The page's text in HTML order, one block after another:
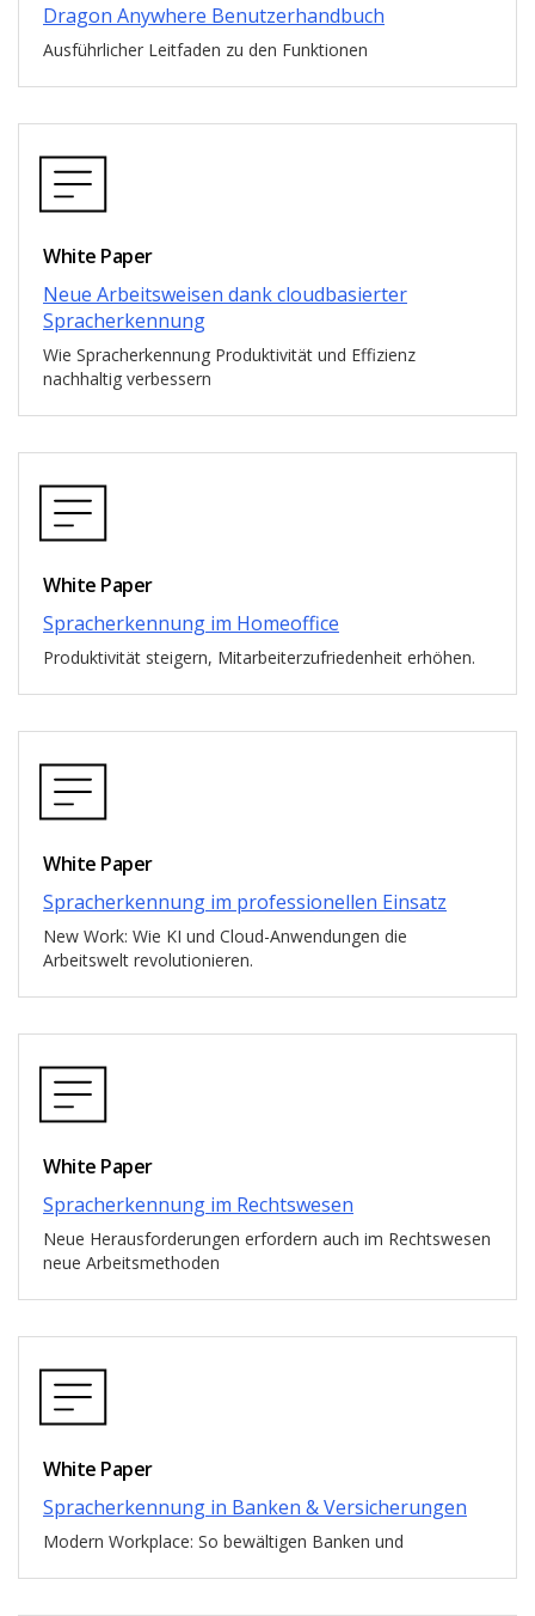
Dragon Anywhere Benutzerhandbuch
Ausführlicher Leitfaden zu den Funktionen
White Paper
Neue Arbeitsweisen dank cloudbasierter
Spracherkennung
Wie Spracherkennung Produktivität und Effizienz
nachhaltig verbessern
White Paper
Spracherkennung im Homeoffice
Produktivität steigern, Mitarbeiterzufriedenheit erhöhen.
White Paper
Spracherkennung im professionellen Einsatz
New Work: Wie KI und Cloud-Anwendungen die
Arbeitswelt revolutionieren.
White Paper
Spracherkennung im Rechtswesen
Neue Herausforderungen erfordern auch im Rechtswesen
neue Arbeitsmethoden
White Paper
Spracherkennung in Banken & Versicherungen
Modern Workplace: So bewältigen Banken und